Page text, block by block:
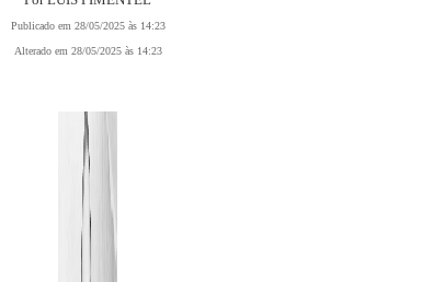
Publicado em 28/05/2025 às 14:23
Alterado em 28/05/2025 às 14:23